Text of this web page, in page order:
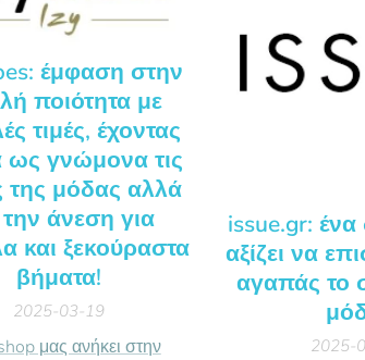
έμφαση στην
ποιότητα με
τιμές, έχοντας
ως γνώμονα τις
της μόδας αλλά
την άνεση για
και ξεκούραστα
βήματα!
2025-03-19
μας ανήκει στην
issue.gr:
αξίζει να
αγαπάς το
2025-